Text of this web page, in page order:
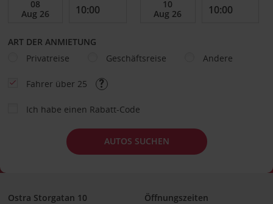
ART DER ANMIETUNG
Privatreise
Geschäftsreise Andere
Fahrer über 25
Ich habe einen Rabatt-Code
AUTOS SUCHEN
Ostra Storgatan 10
Öffnungszeiten